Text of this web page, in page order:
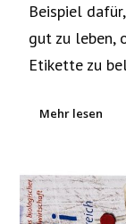
Beispiel
gut zu leben,
Etikette zu
Mehr lesen